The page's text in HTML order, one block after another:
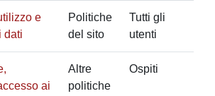
e
dati
Politiche
del sito
Tutti gli
utenti
ai
Altre
politiche
Ospiti